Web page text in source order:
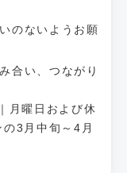
のないようお願
合い、つながり
曜日および休
3月中旬～4月